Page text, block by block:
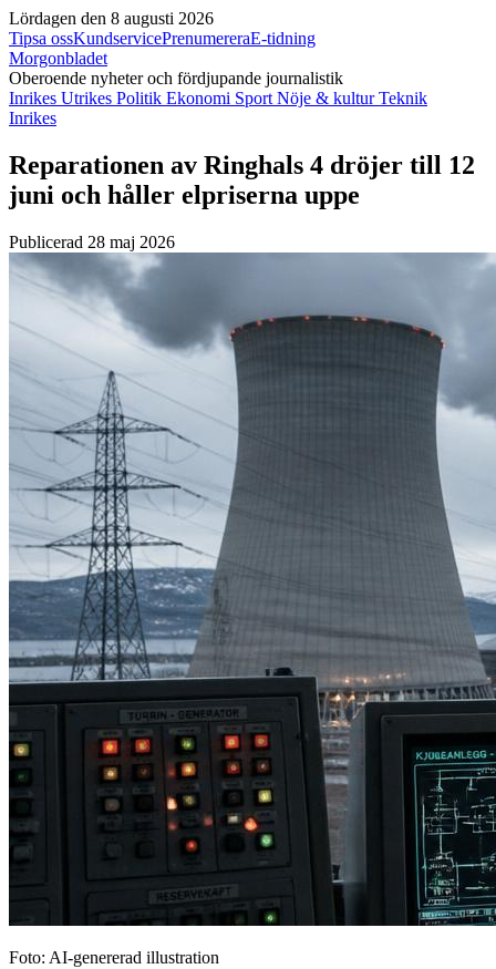
Lördagen den 8 augusti 2026
Tipsa ossKundservicePrenumereraE-tidning
Morgonbladet
Oberoende nyheter och fördjupande journalistik
Inrikes Utrikes Politik Ekonomi Sport Nöje & kulturTeknik
Inrikes
Reparationen av Ringhals 4 dröjer till 12
juni och håller elpriserna uppe
Publicerad 28 maj 2026
Foto: AI-genererad illustration